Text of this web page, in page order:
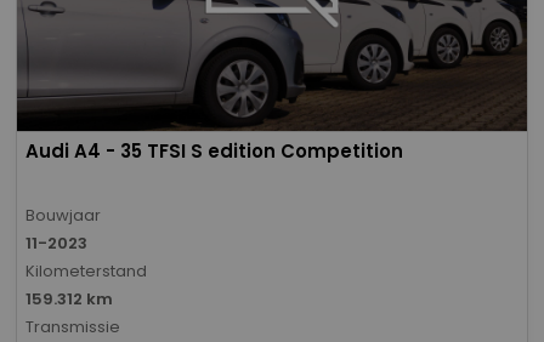
Audi A4 - 35 TFSI S edition Competition
Bouwjaar
11-2023
Kilometerstand
159.312 km
Transmissie